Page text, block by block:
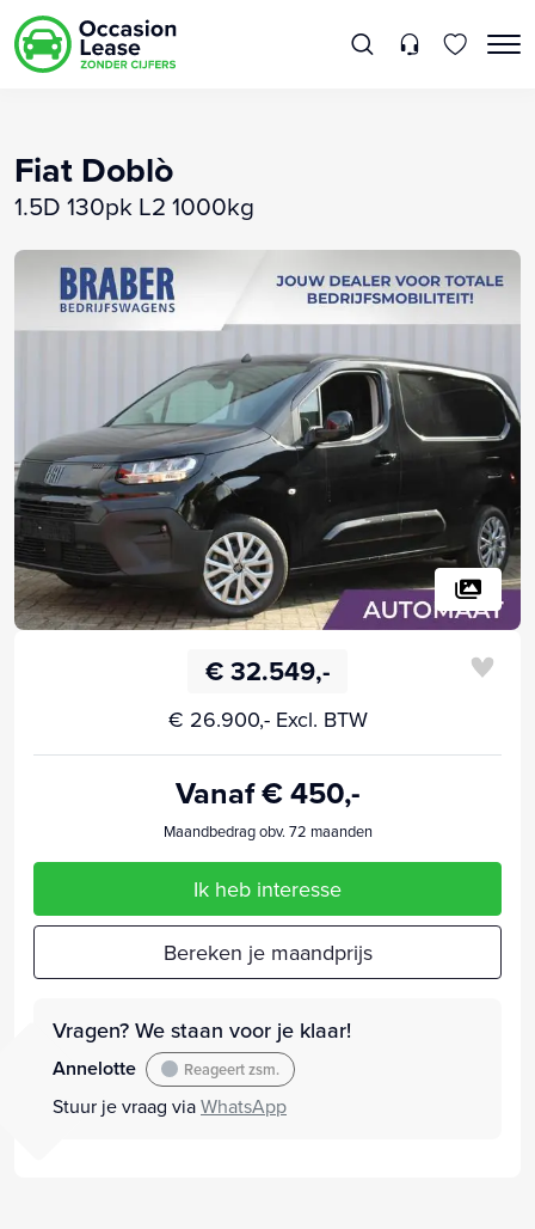
Fiat Doblò
1.5D 130pk L2 1000kg
€ 32.549,-
€ 26.900,- Excl. BTW
Vanaf € 450,-
Maandbedrag obv. 72 maanden
Ik heb interesse
Bereken je maandprijs
Vragen? We staan voor je klaar!
Annelotte Reageert zsm.
Stuur je vraag viaWhatsApp